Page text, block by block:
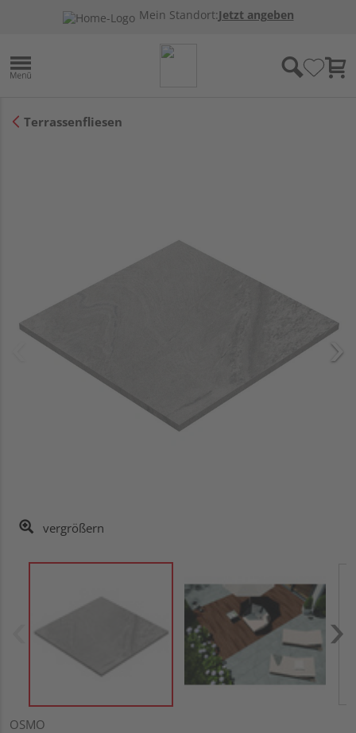
Mein Standort:Jetzt angeben
Terrassenfliesen
vergrößern
OSMO